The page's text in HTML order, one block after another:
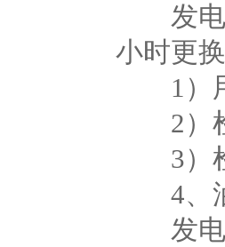
发电
小时更
1）用
2）检
3）检
4、油
发电